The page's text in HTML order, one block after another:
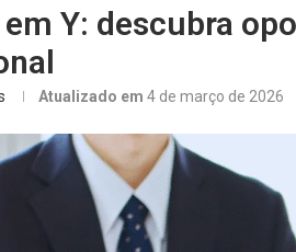
em Y: descubra
Atualizado em 4 de março de 2026